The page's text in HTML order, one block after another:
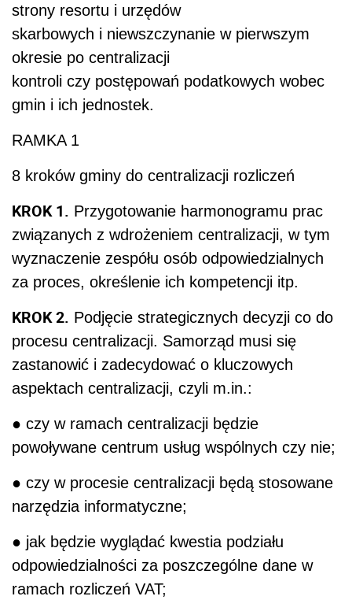
strony resortu i urzędów
skarbowych i niewszczynanie w pierwszym
okresie po centralizacji
kontroli czy postępowań podatkowych wobec
gmin i ich jednostek.
RAMKA 1
8 kroków gminy do centralizacji rozliczeń
KROK 1. Przygotowanie harmonogramu prac
związanych z wdrożeniem centralizacji, w tym
wyznaczenie zespółu osób odpowiedzialnych
za proces, określenie ich kompetencji itp.
KROK 2. Podjęcie strategicznych decyzji co do
procesu centralizacji. Samorząd musi się
zastanowić i zadecydować o kluczowych
aspektach centralizacji, czyli m.in.:
● czy w ramach centralizacji będzie
powoływane centrum usług wspólnych czy nie;
● czy w procesie centralizacji będą stosowane
narzędzia informatyczne;
● jak będzie wyglądać kwestia podziału
odpowiedzialności za poszczególne dane w
ramach rozliczeń VAT;